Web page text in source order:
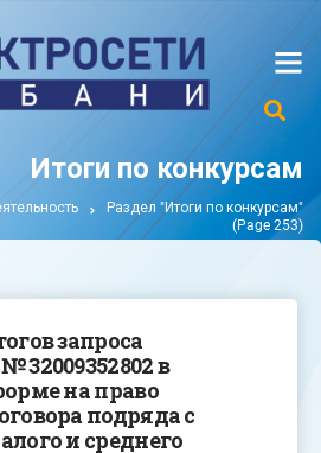
Итоги по конкурсам
Раздел "Итоги по конкурсам"
(Page 253)
запроса
32009352802 в
на право
подряда с
и среднего